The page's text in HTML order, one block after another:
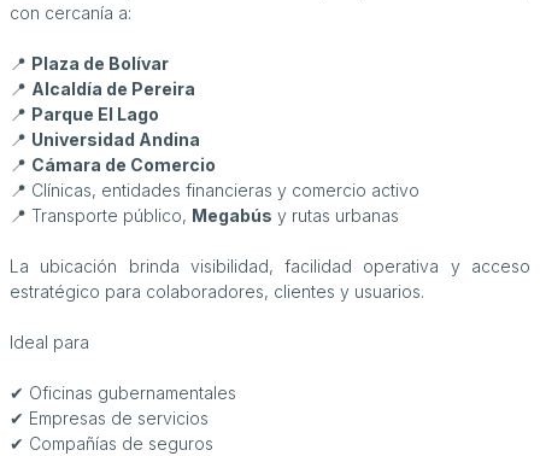
con cercanía a:
📍 Plaza de Bolívar
📍 Alcaldía de Pereira
📍 Parque El Lago
📍 Universidad Andina
📍 Cámara de Comercio
📍 Clínicas, entidades financieras y comercio activo
📍 Transporte público, Megabús y rutas urbanas
La ubicación brinda visibilidad, facilidad operativa y acceso
estratégico para colaboradores, clientes y usuarios.
Ideal para
✔ Oficinas gubernamentales
✔ Empresas de servicios
✔ Compañías de seguros